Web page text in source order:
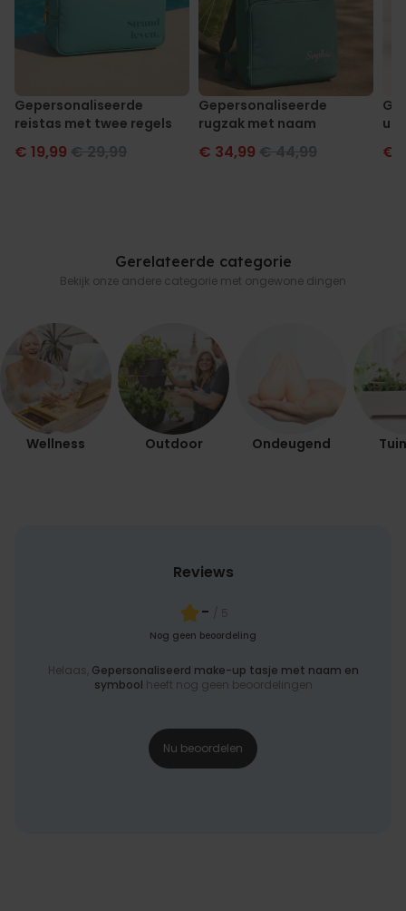
Gepersonaliseerde
reistas met twee regels
€ 19,99 € 29,99
Gepersonaliseerde
rugzak met naam
€ 34,99 € 44,99
up
€
Gerelateerde categorie
Bekijk onze andere categorie met ongewone dingen
Wellness Outdoor Ondeugend
Reviews
- / 5
Nog geen beoordeling
Helaas, Gepersonaliseerd make-up tasje met naam en
symbool heeft nog geen beoordelingen
Nu beoordelen